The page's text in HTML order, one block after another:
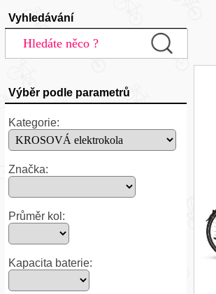
Vyhledávání
Výběr podle parametrů
Kategorie:
Značka:
Průměr kol:
Kapacita baterie: